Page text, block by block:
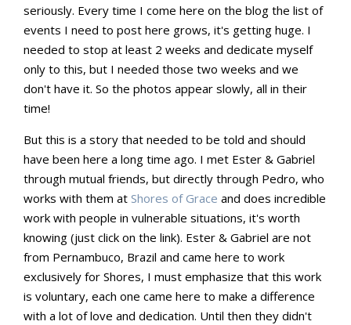
seriously. Every time I come here on the blog the list of
events I need to post here grows, it's getting huge. I
needed to stop at least 2 weeks and dedicate myself
only to this, but I needed those two weeks and we
don't have it. So the photos appear slowly, all in their
time!
But this is a story that needed to be told and should
have been here a long time ago. I met Ester & Gabriel
through mutual friends, but directly through Pedro, who
works with them at Shores of Grace and does incredible
work with people in vulnerable situations, it's worth
knowing (just click on the link). Ester & Gabriel are not
from Pernambuco, Brazil and came here to work
exclusively for Shores, I must emphasize that this work
is voluntary, each one came here to make a difference
with a lot of love and dedication. Until then they didn't